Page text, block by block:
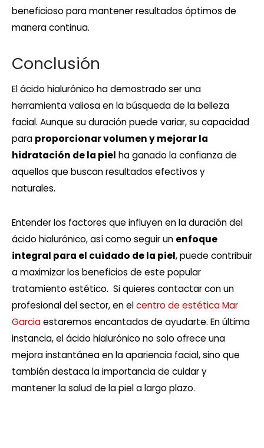
beneficioso para mantener resultados óptimos de
manera continua.
Conclusión
El ácido hialurónico ha demostrado ser una
herramienta valiosa en la búsqueda de la belleza
facial. Aunque su duración puede variar, su capacidad
para proporcionar volumen y mejorar la
hidratación de la piel ha ganado la confianza de
aquellos que buscan resultados efectivos y
naturales.
Entender los factores que influyen en la duración del
ácido hialurónico, así como seguir un enfoque
integral para el cuidado de la piel, puede contribuir
a maximizar los beneficios de este popular
tratamiento estético. Si quieres contactar con un
profesional del sector, en elcentro de estética Mar
Garciaestaremos encantados de ayudarte. En última
instancia, el ácido hialurónico no solo ofrece una
mejora instantánea en la apariencia facial, sino que
también destaca la importancia de cuidar y
mantener la salud de la piel a largo plazo.